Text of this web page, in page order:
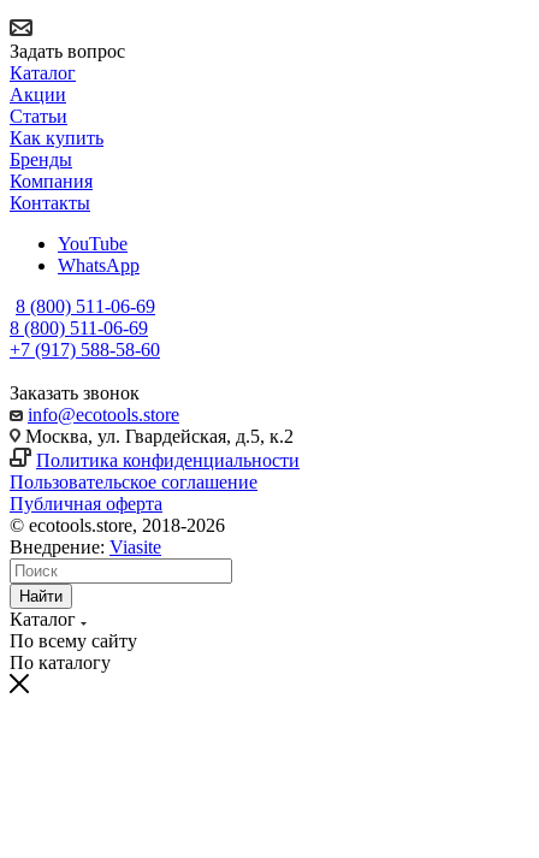
Задать вопрос
Каталог
Акции
Статьи
Как купить
Бренды
Компания
Контакты
YouTube
WhatsApp
8 (800) 511-06-69
8 (800) 511-06-69
+7 (917) 588-58-60
Заказать звонок
info@ecotools.store
Москва, ул. Гвардейская, д.5, к.2
Политика конфиденциальности
Пользовательское соглашение
Публичная оферта
© ecotools.store, 2018-2026
Внедрение: Viasite
Найти
Каталог
По всему сайту
По каталогу